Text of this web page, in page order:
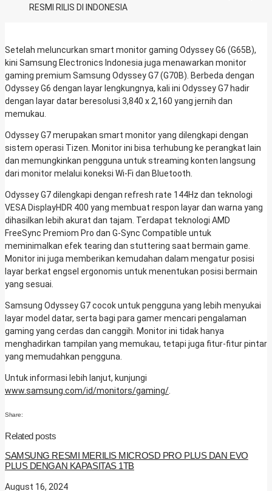
RESMI RILIS DI INDONESIA
Setelah meluncurkan smart monitor gaming Odyssey G6 (G65B),
kini Samsung Electronics Indonesia juga menawarkan monitor
gaming premium Samsung Odyssey G7 (G70B). Berbeda dengan
Odyssey G6 dengan layar lengkungnya, kali ini Odyssey G7 hadir
dengan layar datar beresolusi 3,840 x 2,160 yang jernih dan
memukau.
Odyssey G7 merupakan smart monitor yang dilengkapi dengan
sistem operasi Tizen. Monitor ini bisa terhubung ke perangkat lain
dan memungkinkan pengguna untuk streaming konten langsung
dari monitor melalui koneksi Wi-Fi dan Bluetooth.
Odyssey G7 dilengkapi dengan refresh rate 144Hz dan teknologi
VESA DisplayHDR 400 yang membuat respon layar dan warna yang
dihasilkan lebih akurat dan tajam. Terdapat teknologi AMD
FreeSync Premiom Pro dan G-Sync Compatible untuk
meminimalkan efek tearing dan stuttering saat bermain game.
Monitor ini juga memberikan kemudahan dalam mengatur posisi
layar berkat engsel ergonomis untuk menentukan posisi bermain
yang sesuai.
Samsung Odyssey G7 cocok untuk pengguna yang lebih menyukai
layar model datar, serta bagi para gamer mencari pengalaman
gaming yang cerdas dan canggih. Monitor ini tidak hanya
menghadirkan tampilan yang memukau, tetapi juga fitur-fitur pintar
yang memudahkan pengguna.
Untuk informasi lebih lanjut, kunjungi
www.samsung.com/id/monitors/gaming/
Share:
Related posts
SAMSUNG RESMI MERILIS MICROSD PRO PLUS DAN EVO
PLUS DENGAN KAPASITAS 1TB
August 16, 2024